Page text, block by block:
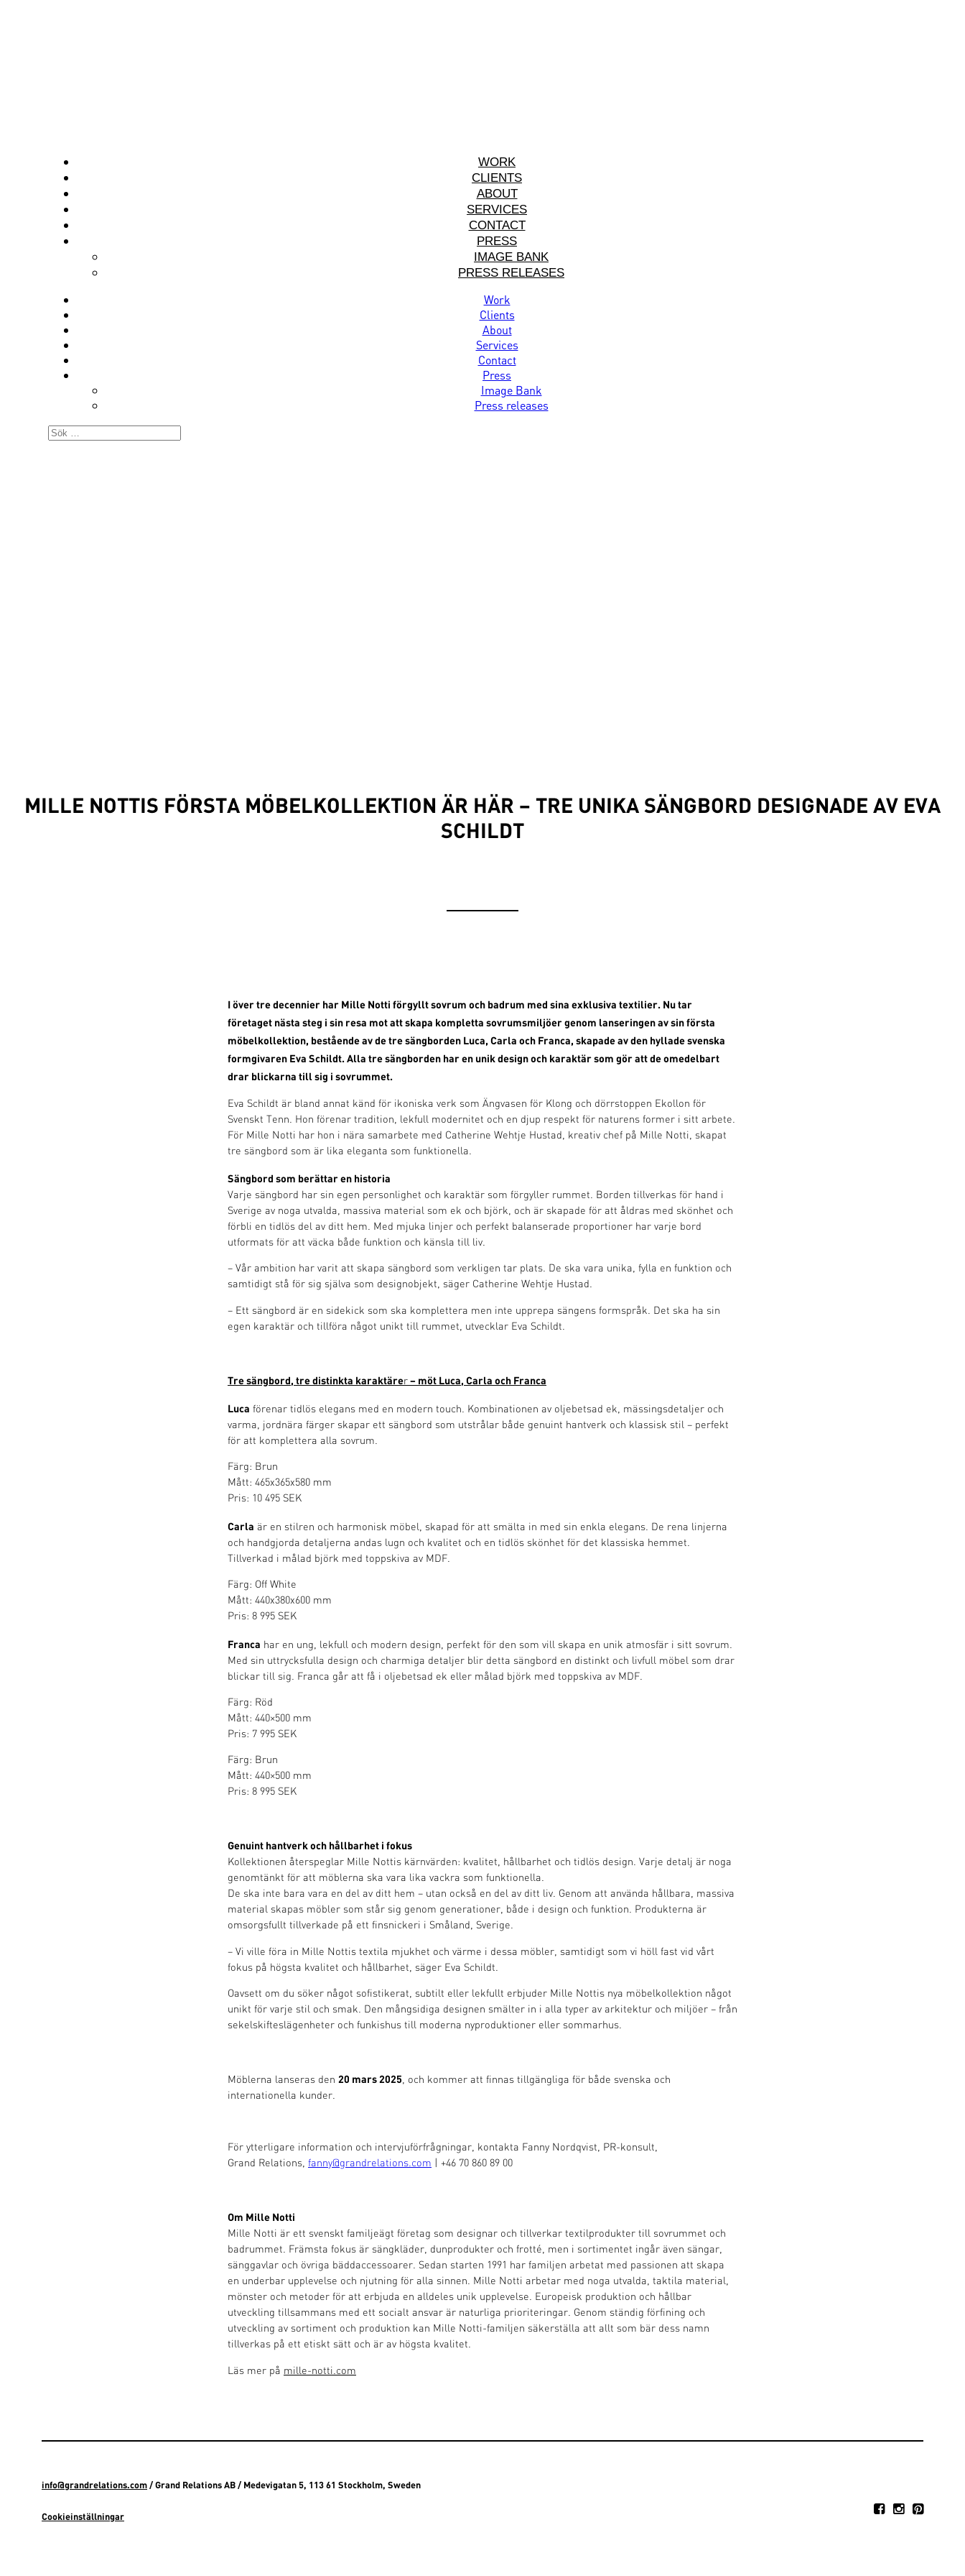
WORK
CLIENTS
ABOUT
SERVICES
CONTACT
PRESS
IMAGE BANK
PRESS RELEASES
Work
Clients
About
Services
Contact
Press
Image Bank
Press releases
MILLE NOTTIS FÖRSTA MÖBELKOLLEKTION ÄR HÄR – TRE UNIKA SÄNGBORD DESIGNADE AV EVA
SCHILDT
I över tre decennier har Mille Notti förgyllt sovrum och badrum med sina exklusiva textilier. Nu tar
företaget nästa steg i sin resa mot att skapa kompletta sovrumsmiljöer genom lanseringen av sin första
möbelkollektion, bestående av de tre sängborden Luca, Carla och Franca, skapade av den hyllade svenska
formgivaren Eva Schildt. Alla tre sängborden har en unik design och karaktär som gör att de omedelbart
drar blickarna till sig i sovrummet.
Eva Schildt är bland annat känd för ikoniska verk som Ängvasen för Klong och dörrstoppen Ekollon för
Svenskt Tenn. Hon förenar tradition, lekfull modernitet och en djup respekt för naturens former i sitt arbete.
För Mille Notti har hon i nära samarbete med Catherine Wehtje Hustad, kreativ chef på Mille Notti, skapat
tre sängbord som är lika eleganta som funktionella.
Sängbord som berättar en historia
Varje sängbord har sin egen personlighet och karaktär som förgyller rummet. Borden tillverkas för hand i
Sverige av noga utvalda, massiva material som ek och björk, och är skapade för att åldras med skönhet och
förbli en tidlös del av ditt hem. Med mjuka linjer och perfekt balanserade proportioner har varje bord
utformats för att väcka både funktion och känsla till liv.
– Vår ambition har varit att skapa sängbord som verkligen tar plats. De ska vara unika, fylla en funktion och
samtidigt stå för sig själva som designobjekt, säger Catherine Wehtje Hustad.
– Ett sängbord är en sidekick som ska komplettera men inte upprepa sängens formspråk. Det ska ha sin
egen karaktär och tillföra något unikt till rummet, utvecklar Eva Schildt.
Tre sängbord, tre distinkta karaktärer – möt Luca, Carla och Franca
Luca förenar tidlös elegans med en modern touch. Kombinationen av oljebetsad ek, mässingsdetaljer och
varma, jordnära färger skapar ett sängbord som utstrålar både genuint hantverk och klassisk stil – perfekt
för att komplettera alla sovrum.
Färg: Brun
Mått: 465x365x580 mm
Pris: 10 495 SEK
Carla är en stilren och harmonisk möbel, skapad för att smälta in med sin enkla elegans. De rena linjerna
och handgjorda detaljerna andas lugn och kvalitet och en tidlös skönhet för det klassiska hemmet.
Tillverkad i målad björk med toppskiva av MDF.
Färg: Off White
Mått: 440x380x600 mm
Pris: 8 995 SEK
Franca har en ung, lekfull och modern design, perfekt för den som vill skapa en unik atmosfär i sitt sovrum.
Med sin uttrycksfulla design och charmiga detaljer blir detta sängbord en distinkt och livfull möbel som drar
blickar till sig. Franca går att få i oljebetsad ek eller målad björk med toppskiva av MDF.
Färg: Röd
Mått: 440×500 mm
Pris: 7 995 SEK
Färg: Brun
Mått: 440×500 mm
Pris: 8 995 SEK
Genuint hantverk och hållbarhet i fokus
Kollektionen återspeglar Mille Nottis kärnvärden: kvalitet, hållbarhet och tidlös design. Varje detalj är noga
genomtänkt för att möblerna ska vara lika vackra som funktionella.
De ska inte bara vara en del av ditt hem – utan också en del av ditt liv. Genom att använda hållbara, massiva
material skapas möbler som står sig genom generationer, både i design och funktion. Produkterna är
omsorgsfullt tillverkade på ett finsnickeri i Småland, Sverige.
– Vi ville föra in Mille Nottis textila mjukhet och värme i dessa möbler, samtidigt som vi höll fast vid vårt
fokus på högsta kvalitet och hållbarhet, säger Eva Schildt.
Oavsett om du söker något sofistikerat, subtilt eller lekfullt erbjuder Mille Nottis nya möbelkollektion något
unikt för varje stil och smak. Den mångsidiga designen smälter in i alla typer av arkitektur och miljöer – från
sekelskifteslägenheter och funkishus till moderna nyproduktioner eller sommarhus.
Möblerna lanseras den 20 mars 2025, och kommer att finnas tillgängliga för både svenska och
internationella kunder.
För ytterligare information och intervjuförfrågningar, kontakta Fanny Nordqvist, PR-konsult,
Grand Relations, fanny@grandrelations.com | +46 70 860 89 00
Om Mille Notti
Mille Notti är ett svenskt familjeägt företag som designar och tillverkar textilprodukter till sovrummet och
badrummet. Främsta fokus är sängkläder, dunprodukter och frotté, men i sortimentet ingår även sängar,
sänggavlar och övriga bäddaccessoarer. Sedan starten 1991 har familjen arbetat med passionen att skapa
en underbar upplevelse och njutning för alla sinnen. Mille Notti arbetar med noga utvalda, taktila material,
mönster och metoder för att erbjuda en alldeles unik upplevelse. Europeisk produktion och hållbar
utveckling tillsammans med ett socialt ansvar är naturliga prioriteringar. Genom ständig förfining och
utveckling av sortiment och produktion kan Mille Notti-familjen säkerställa att allt som bär dess namn
tillverkas på ett etiskt sätt och är av högsta kvalitet.
Läs mer på mille-notti.com
info@grandrelations.com/ Grand Relations AB / Medevigatan 5, 113 61 Stockholm, Sweden
Cookieinställningar